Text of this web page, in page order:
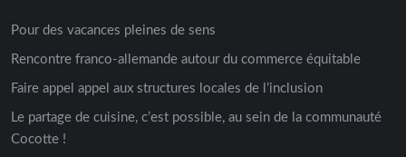
Pour des vacances pleines de sens
Rencontre franco-allemande autour du commerce équitable
Faire appel appel aux structures locales de l’inclusion
Le partage de cuisine, c’est possible, au sein de la communauté
Cocotte !